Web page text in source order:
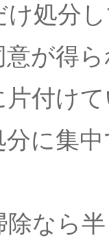
け処分
が得
片付け
に集
除なら